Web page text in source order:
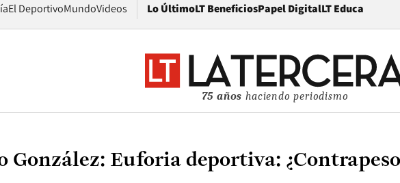
El DeportivoMundoVideos Lo ÚltimoLT BeneficiosPapel DigitalOpens in new
LT Educa
75 años haciendo periodismo
González: Euforia deportiva: